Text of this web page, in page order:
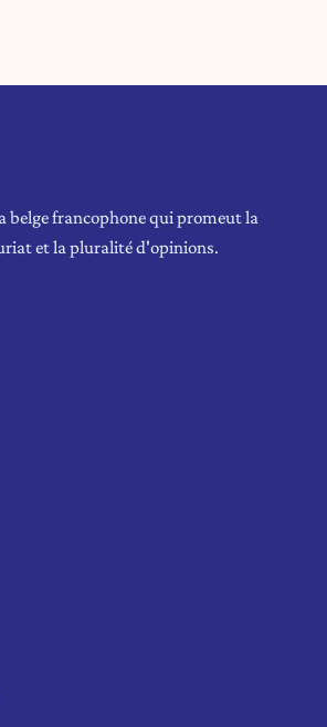
belge francophone qui promeut la
et la pluralité d'opinions.